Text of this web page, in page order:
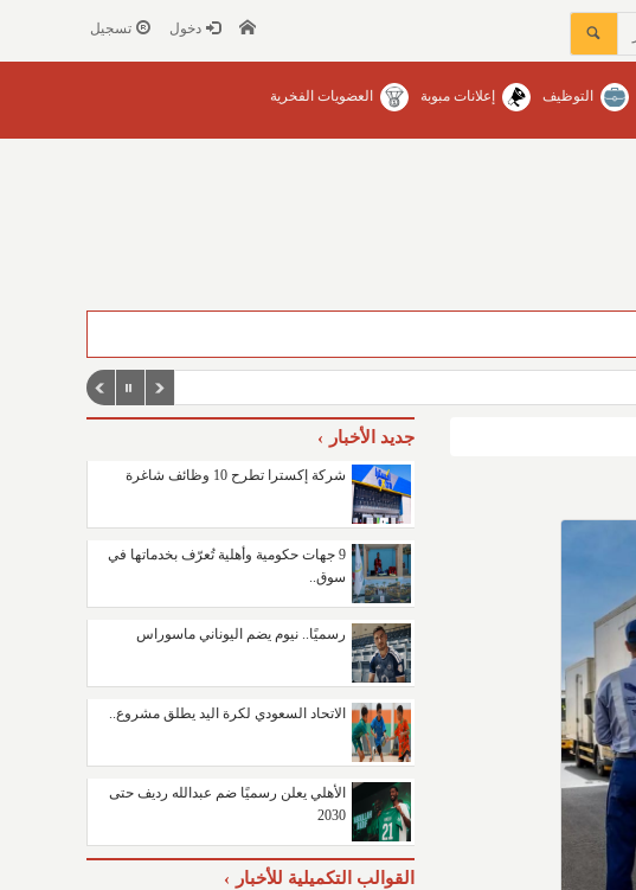
دخول تسجيل
التوظيف إعلانات مبوبة العضويات الفخرية
جديد الأخبار
شركة إكسترا تطرح 10 وظائف شاغرة
9 جهات حكومية وأهلية تُعرّف بخدماتها في
سوق..
رسميًا.. نيوم يضم اليوناني ماسوراس
الاتحاد السعودي لكرة اليد يطلق مشروع..
الأهلي يعلن رسميًا ضم عبدالله رديف حتى
2030
القوالب التكميلية للأخبار